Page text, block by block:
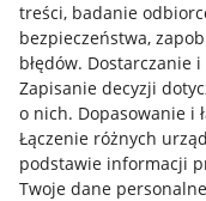
treści, badanie
bezpieczeństwa,
błędów. Dostarczanie
Zapisanie decyzji
o nich. Dopasowanie i
Łączenie różnych
podstawie informacji
Twoje dane
Mapa miejscowości
Informacje prawne
Regulamin
Polityka plików